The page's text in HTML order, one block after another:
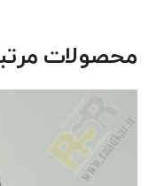
محصولات